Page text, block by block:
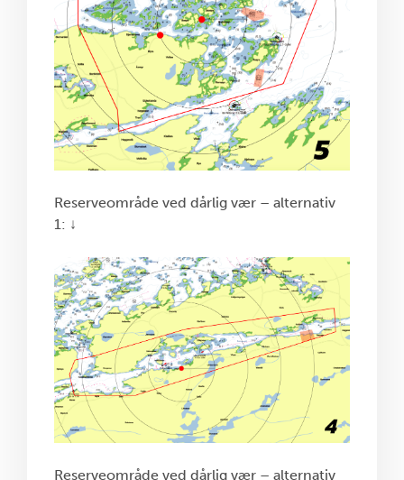
Reserveområde ved dårlig vær – alternativ
1: ↓
Reserveområde ved dårlig vær – alternativ